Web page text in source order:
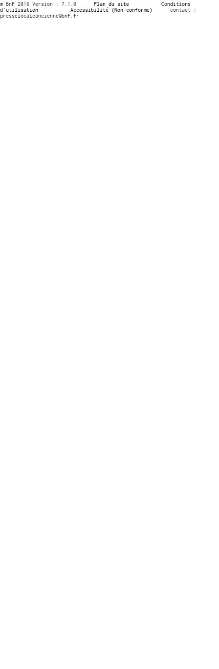
© BnF 2016 Version : 7.1.0 Plan du site
Conditions
d’utilisation
Accessibilité (Non conforme)
contact :
presselocaleancienne@bnf.fr